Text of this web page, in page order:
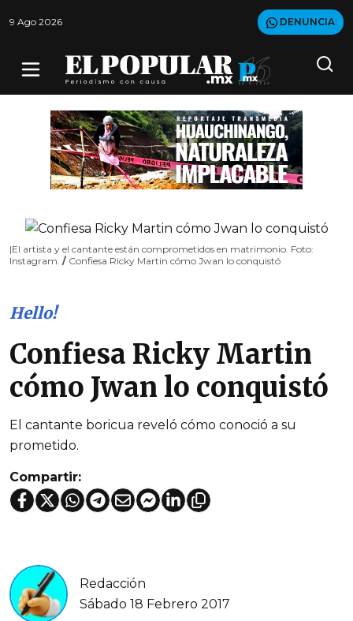
9 Ago 2026 DENUNCIA
|El artista y el cantante están comprometidos en matrimonio. Foto:
Instagram. / Confiesa Ricky Martin cómo Jwan lo conquistó
Hello!
Confiesa Ricky Martin
cómo Jwan lo conquistó
El cantante boricua reveló cómo conoció a su
prometido.
Compartir:
Redacción
Sábado 18 Febrero 2017